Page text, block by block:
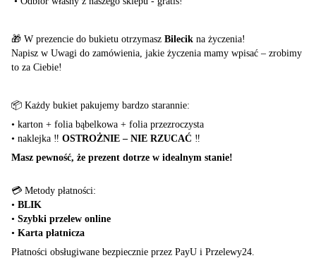
🎁 W prezencie do bukietu otrzymasz Bilecik na życzenia!
Napisz w Uwagi do zamówienia, jakie życzenia mamy wpisać – zrobimy
to za Ciebie!
📦 Każdy bukiet pakujemy bardzo starannie:
• karton + folia bąbelkowa + folia przezroczysta
• naklejka ‼️ OSTROŻNIE – NIE RZUCAĆ ‼️
Masz pewność, że prezent dotrze w idealnym stanie!
💳 Metody płatności:
• BLIK
• Szybki przelew online
• Karta płatnicza
Płatności obsługiwane bezpiecznie przez PayU i Przelewy24.